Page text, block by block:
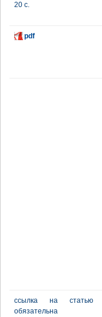
20 с.
pdf
ссылка на статью
обязательна